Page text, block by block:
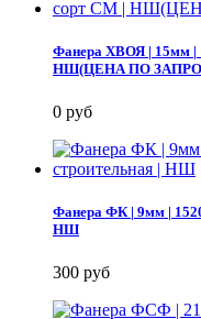
Фанера ХВОЯ | 15мм |
НШ(ЦЕНА ПО
0 руб
Фанера ФК | 9мм |
НШ
300 руб